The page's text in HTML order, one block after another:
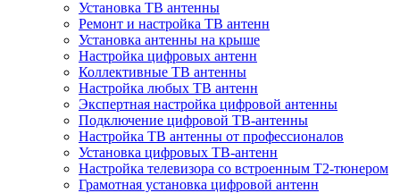
Установка ТВ антенны
Ремонт и настройка ТВ антенн
Установка антенны на крыше
Настройка цифровых антенн
Коллективные ТВ антенны
Настройка любых ТВ антенн
Экспертная настройка цифровой антенны
Подключение цифровой ТВ-антенны
Настройка ТВ антенны от профессионалов
Установка цифровых ТВ-антенн
Настройка телевизора со встроенным T2-тюнером
Грамотная установка цифровой антенн